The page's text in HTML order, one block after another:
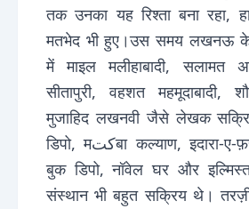
तक उनका यह रिश्ता बना रहा,
मतभेद भी हुए।उस समय लखनऊ के
में माइल मलीहाबादी, सलामत
सीतापुरी, वहशत महमूदाबादी,
मुजाहिद लखनवी जैसे लेखक
डिपो, मکتबा कल्याण, इदारा-ए-फ़रोग़-ए-उर्दू, परवाज़
बुक डिपो, नॉवेल घर और
संस्थान भी बहुत सक्रिय थे।